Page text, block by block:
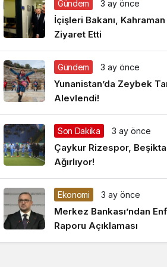
Gece Modu
Gece modunu seçin.
Sistem Modu
Sistem modunu seçin.
Gündem 3 ay önce
İçişleri Bakanı,
Ziyaret Etti
Gündem 3 ay önce
Yunanistan’da Zeybek
Alevlendi!
Son Dakika 3 ay önce
Çaykur Rizespor,
Ağırlıyor!
Ekonomi 3 ay önce
Merkez Bankası’ndan
Raporu Açıklaması